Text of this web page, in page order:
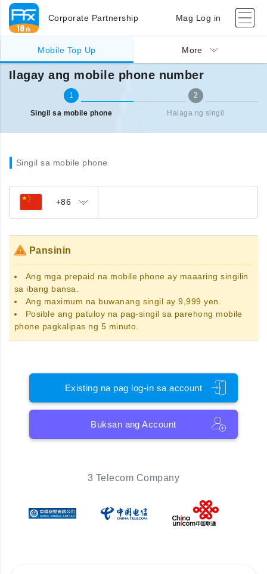
Corporate Partnership Mag Log in
Mobile Top Up More
Singil sa ibang bansa (mobile) Ilagay ang mobile phone number
Ilagay ang mobile phone number
1
Singil sa mobile phone
2
Halaga ng singil
Singil sa mobile phone
+86
Pansinin
Ang mga prepaid na mobile phoneay maaaring singilin
sa ibang bansa.
Ang maximum na buwanang singil ay 9,999 yen.
Posible ang patuloy na pag-singil sa parehong mobile
phone pagkalipas ng 5 minuto.
Existing na pag log-in sa account
Buksan ang Account
3 Telecom Company